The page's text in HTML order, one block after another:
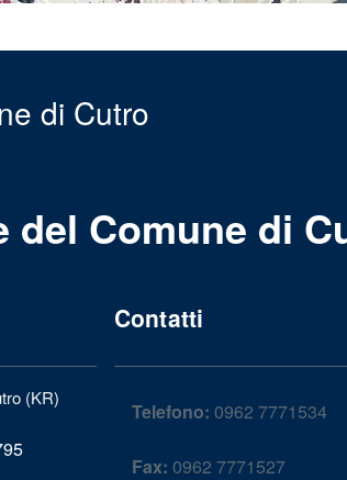
di Cutro
del Comune di
(KR)
Contatti
Telefono: 0962 7771534
Fax: 0962 7771527